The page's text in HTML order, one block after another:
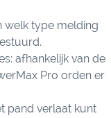
welk type melding
afhankelijk van de
Pro orden er
pand verlaat kunt